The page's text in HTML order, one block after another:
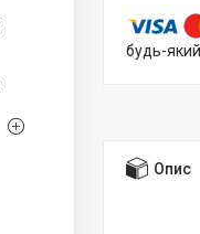
будь-
Опис